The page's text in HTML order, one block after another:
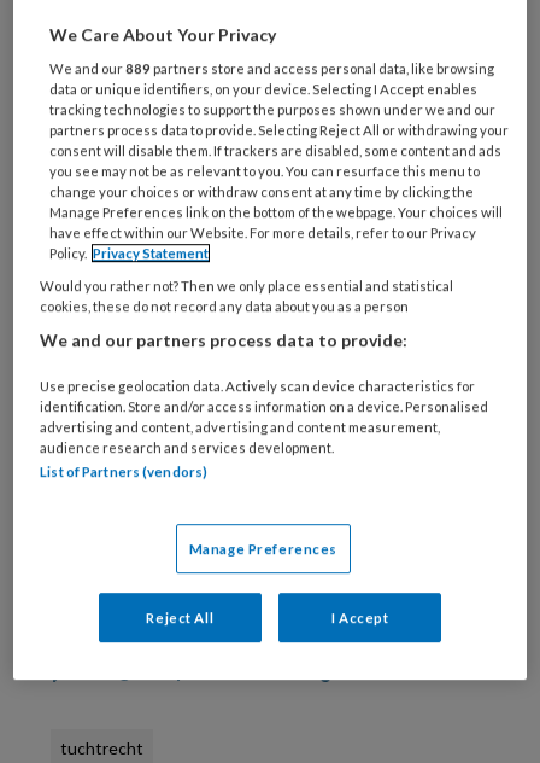
klacht wordt ingediend, zijn vaak
volledig uit het lood geslagen, zeker als
de tuctrechter de klacht gegrond
verklaart. Is dat eigenlijk wel nodig, en
hoe kunnen we dat voorkomen? Gz-
psycholoog Martin Appelo spreekt uit
eigen ervaring.
PREMIUM
Al abonnee?Log dan in
tuchtrecht
We Care About Your Privacy
We and our889 partners store and access personal data, like browsing
data or unique identifiers, on your device. Selecting I Accept enables
tracking technologies to support the purposes shown under we and our
partners process data to provide. Selecting Reject All or withdrawing your
consent will disable them. If trackers are disabled, some content and ads
you see may not be as relevant to you. You can resurface this menu to
change your choices or withdraw consent at any time by clicking the
Manage Preferences link on the bottom of the webpage. Your choices will
have effect within our Website. For more details, refer to our Privacy
Policy. Privacy Statement
Would you rather not? Then we only place essential and statistical
cookies, these do not record any data about you as a person
We and our partners process data to provide:
Use precise geolocation data. Actively scan device characteristics for
identification. Store and/or access information on a device. Personalised
advertising and content, advertising and content measurement,
audience research and services development.
List of Partners (vendors)
Manage Preferences
Reject All I Accept